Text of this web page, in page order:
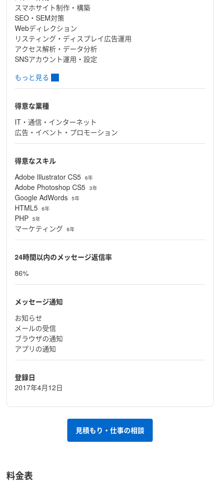
スマホサイト制作・構築
SEO・SEM対策
Webディレクション
リスティング・ディスプレイ広告運用
アクセス解析・データ分析
SNSアカウント運用・設定
もっと見る
得意な業種
IT・通信・インターネット
広告・イベント・プロモーション
得意なスキル
Adobe Illustrator CS5
6年
Adobe Photoshop CS5 3年
Google AdWords 5年
HTML5 6年
PHP 5年
マーケティング 6年
24時間以内のメッセージ返信率
86%
メッセージ通知
お知らせ
メールの受信
ブラウザの通知
アプリの通知
登録日
2017年4月12日
見積もり・仕事の相談
料金表